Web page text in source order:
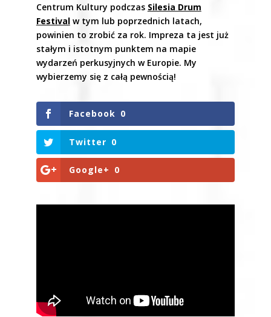
Centrum Kultury podczas Silesia Drum
Festivalw tym lub poprzednich latach,
powinien to zrobić za rok. Impreza ta jest już
stałym i istotnym punktem na mapie
wydarzeń perkusyjnych w Europie. My
wybierzemy się z całą pewnością!
Facebook 0
Twitter 0
Google+ 0